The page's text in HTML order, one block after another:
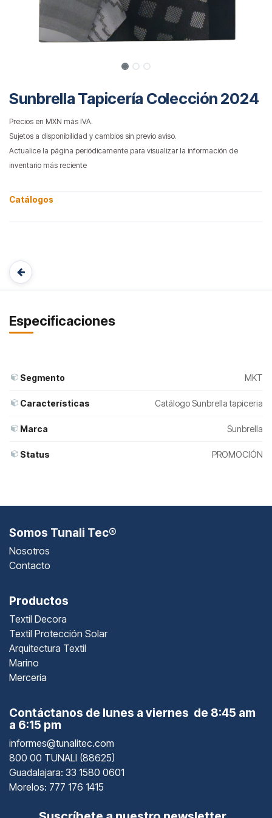
Sunbrella Tapicería Colección 2024
Precios en MXN más IVA.
Sujetos a disponibilidad y cambios sin previo aviso.
Actualice la página periódicamente para visualizar la información de
inventario más reciente
Catálogos
Especificaciones
Segmento MKT
Características Catálogo Sunbrella tapiceria
Marca Sunbrella
Status PROMOCIÓN
Somos Tunali Tec®
Nosotros
Contacto
Productos
Textil Decora
Textil Protección Solar
Arquitectura Textil
Marino
Mercería
Contáctanos de lunes a viernes de 8:45 am
a 6:15 pm
informes@tunalitec.com
800 00 TUNALI (88625)
Guadalajara: 33 1580 0601
Morelos: 777 176 1415